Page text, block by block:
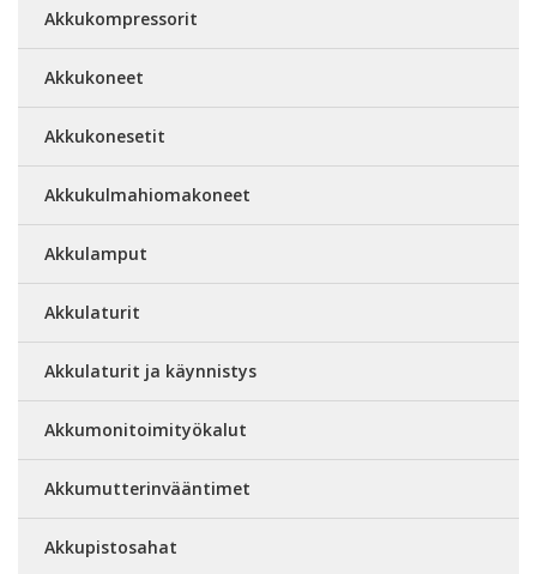
Akkukompressorit
Akkukoneet
Akkukonesetit
Akkukulmahiomakoneet
Akkulamput
Akkulaturit
Akkulaturit ja käynnistys
Akkumonitoimityökalut
Akkumutterinvääntimet
Akkupistosahat